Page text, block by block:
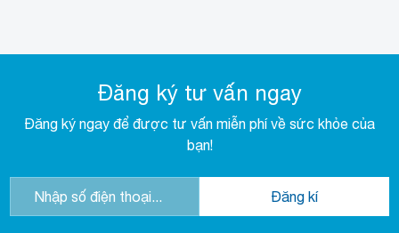
Đăng ký tư vấn ngay
Đăng ký ngay để được tư vấn miễn phí về sức khỏe của
bạn!